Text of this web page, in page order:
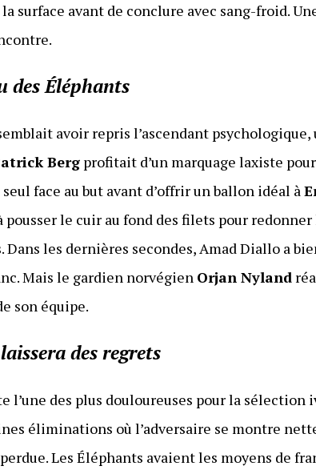
surface avant de conclure avec sang-froid.
des Éléphants
avoir repris l’ascendant
Berg profitait d’un marquage laxiste
face au but avant d’offrir un ballon idéal à
pousser le cuir au fond des filets pour redonner
Dans les dernières secondes, Amad Diallo a
Mais le gardien norvégien Orjan Nyland
son équipe.
des regrets
l’une des plus douloureuses pour la
éliminations où l’adversaire se montre
Les Éléphants avaient les moyens de